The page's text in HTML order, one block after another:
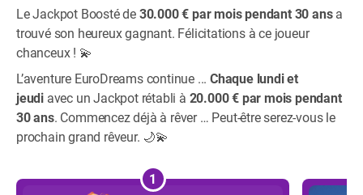
Le Jackpot Boosté de30.000 € par mois pendant 30 ansa
trouvé son heureux gagnant. Félicitations à ce joueur
chanceux ! 💫
L’aventure EuroDreams continue ... Chaque lundi et
jeudi avec un Jackpot rétabli à 20.000 € par mois pendant
30 ans. Commencez déjà à rêver … Peut-être serez-vous le
prochain grand rêveur. 🌙💫
1